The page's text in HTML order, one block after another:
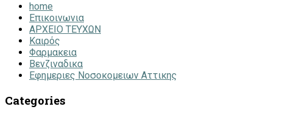
home
Επικοινωνια
ΑΡΧΕΙΟ ΤΕΥΧΩΝ
Καιρός
Φαρμακεια
Βενζιναδικα
Εφημεριες Νοσοκομειων Αττικης
Categories